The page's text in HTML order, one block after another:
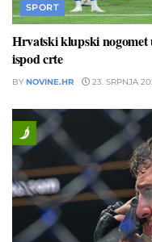
SPORT
Hrvatski klupski nogomet
ispod crte
BY NOVINE.HR 23. SRPNJA